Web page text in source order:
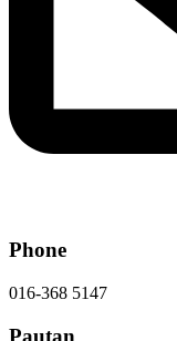
Phone
016-368 5147
Pautan